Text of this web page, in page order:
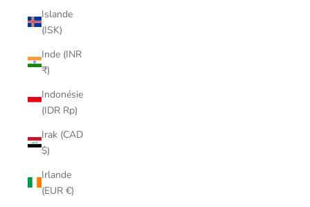
Islande
(ISK)
Inde (INR
₹)
Indonésie
(IDR Rp)
Irak (CAD
$)
Irlande
(EUR €)